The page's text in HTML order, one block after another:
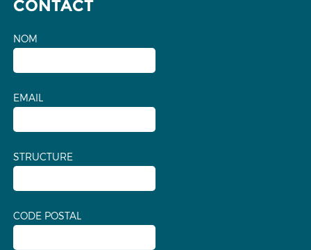
CONTACT
NOM
EMAIL
STRUCTURE
CODE POSTAL